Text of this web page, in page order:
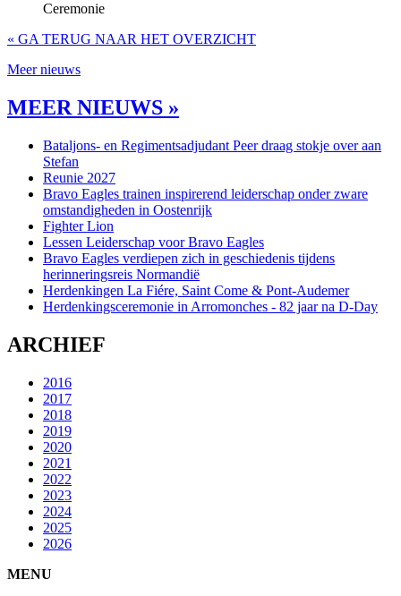
Ceremonie
« GA TERUG NAAR HET OVERZICHT
Meer nieuws
MEER NIEUWS »
Bataljons- en Regimentsadjudant Peer draag stokje over aan
Stefan
Reunie 2027
Bravo Eagles trainen inspirerend leiderschap onder zware
omstandigheden in Oostenrijk
Fighter Lion
Lessen Leiderschap voor Bravo Eagles
Bravo Eagles verdiepen zich in geschiedenis tijdens
herinneringsreis Normandië
Herdenkingen La Fiére, Saint Come & Pont-Audemer
Herdenkingsceremonie in Arromonches - 82 jaar na D-Day
ARCHIEF
2016
2017
2018
2019
2020
2021
2022
2023
2024
2025
2026
MENU